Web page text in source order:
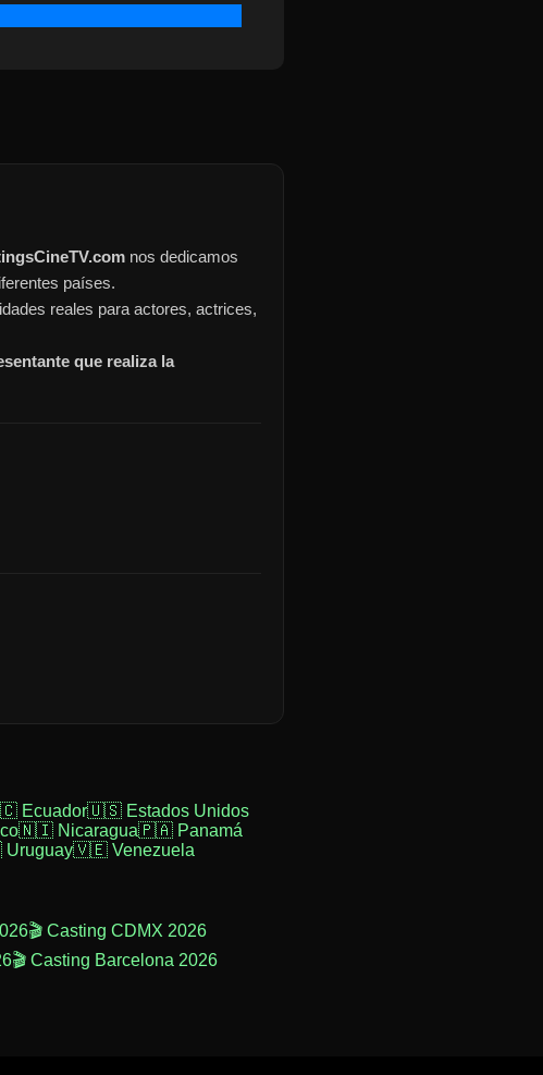
nos dedicamos
países.
reales para actores, actrices,
que realiza la
Ecuador🇺🇸 Estados Unidos
🇳🇮 Nicaragua🇵🇦 Panamá
🇻🇪 Venezuela
🎬 Casting CDMX 2026
🎬 Casting Barcelona 2026